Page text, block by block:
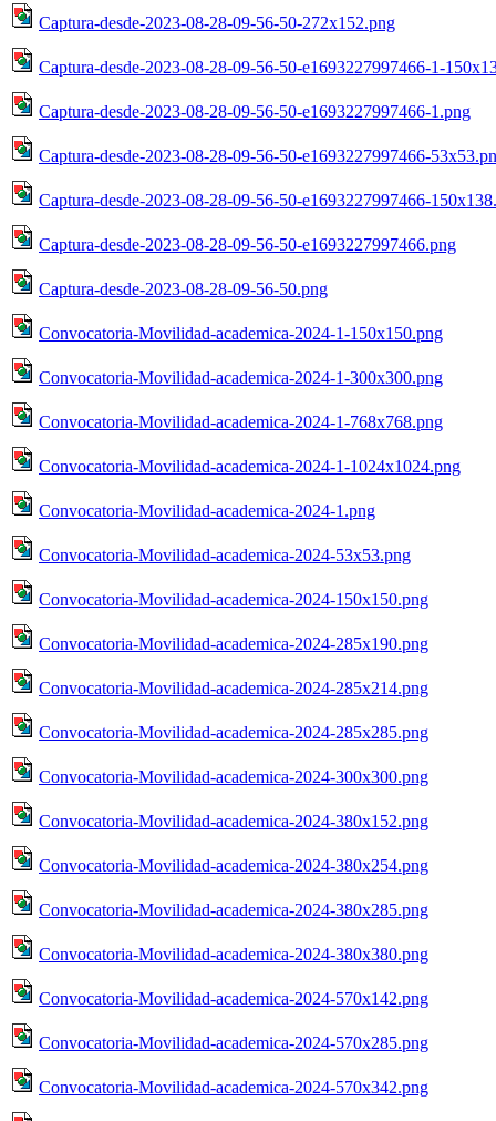
Captura-desde-2023-08-28-09-56-50-272x152.png
Captura-desde-2023-08-28-09-56-50-e1693227997466-1-
Captura-desde-2023-08-28-09-56-50-e1693227997466-1.png
Captura-desde-2023-08-28-09-56-50-e1693227997466-
Captura-desde-2023-08-28-09-56-50-e1693227997466-
Captura-desde-2023-08-28-09-56-50-e1693227997466.png
Captura-desde-2023-08-28-09-56-50.png
Convocatoria-Movilidad-academica-2024-1-150x150.png
Convocatoria-Movilidad-academica-2024-1-300x300.png
Convocatoria-Movilidad-academica-2024-1-768x768.png
Convocatoria-Movilidad-academica-2024-1-1024x1024.png
Convocatoria-Movilidad-academica-2024-1.png
Convocatoria-Movilidad-academica-2024-53x53.png
Convocatoria-Movilidad-academica-2024-150x150.png
Convocatoria-Movilidad-academica-2024-285x190.png
Convocatoria-Movilidad-academica-2024-285x214.png
Convocatoria-Movilidad-academica-2024-285x285.png
Convocatoria-Movilidad-academica-2024-300x300.png
Convocatoria-Movilidad-academica-2024-380x152.png
Convocatoria-Movilidad-academica-2024-380x254.png
Convocatoria-Movilidad-academica-2024-380x285.png
Convocatoria-Movilidad-academica-2024-380x380.png
Convocatoria-Movilidad-academica-2024-570x142.png
Convocatoria-Movilidad-academica-2024-570x285.png
Convocatoria-Movilidad-academica-2024-570x342.png